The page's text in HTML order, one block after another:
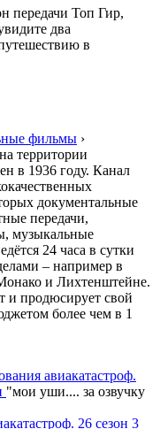
передачи Топ Гир,
два
в
фильмы ›
территории
в 1936 году. Канал
документальные
передачи,
музыкальные
24 часа в сутки
– например в
и Лихтенштейне.
и продюсирует свой
более чем в 1
авиакатастроф.
"мои уши.... за озвучку
26 сезон 3